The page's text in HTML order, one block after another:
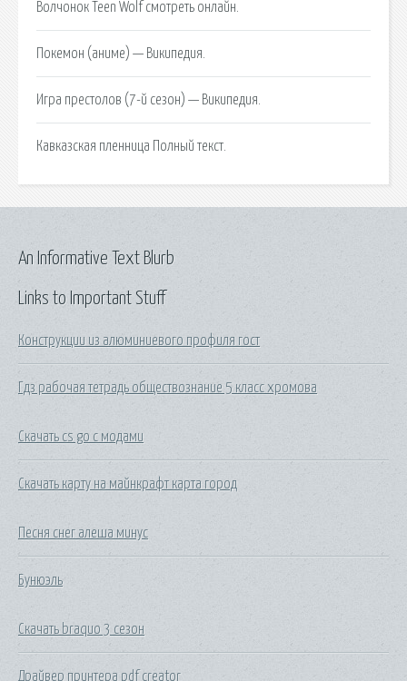
Волчонок Teen Wolf смотреть онлайн.
Покемон (аниме) — Википедия.
Игра престолов (7-й сезон) — Википедия.
Кавказская пленница Полный текст.
Links to Important Stuff
Конструкции из алюминиевого профиля гост
Гдз рабочая тетрадь обществознание 5 класс хромова
Скачать cs go с модами
Скачать карту на майнкрафт карта город
Песня снег алеша минус
Бунюэль
Скачать braquo 3 сезон
Драйвер принтера pdf creator
An Informative Text Blurb